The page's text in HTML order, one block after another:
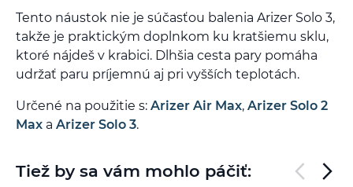
Tento náustok nie je súčasťou balenia Arizer Solo 3,
takže je praktickým doplnkom ku kratšiemu sklu,
ktoré nájdeš v krabici. Dlhšia cesta pary pomáha
udržať paru príjemnú aj pri vyšších teplotách.
Určené na použitie s: Arizer Air Max, Arizer Solo 2
Max a Arizer Solo 3.
Tiež by sa vám mohlo páčiť: